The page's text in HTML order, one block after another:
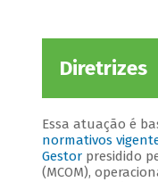
Diretrizes
Essa atuação é
normativos
Gestorpresidido
(MCOM),